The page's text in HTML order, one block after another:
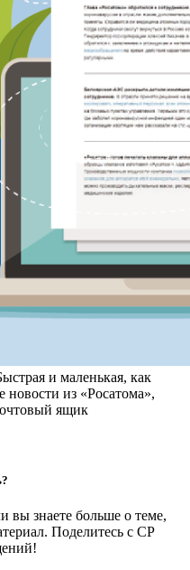
и маленькая, как
новости из «Росатома»,
ящик
вы знаете больше о теме,
Поделитесь с СР